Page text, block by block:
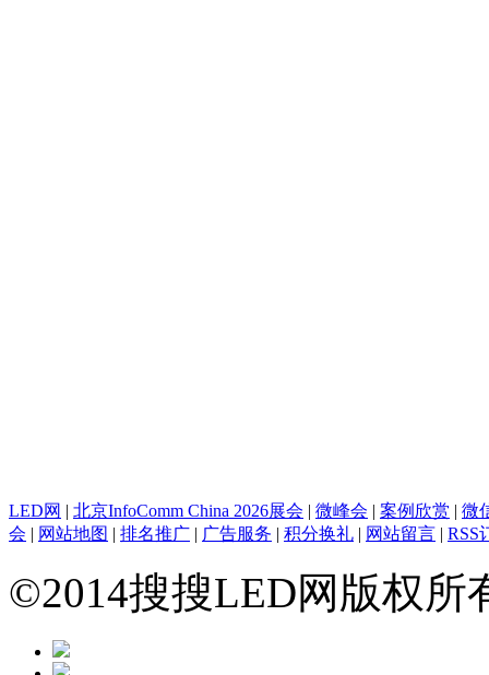
LED网 | 北京InfoComm China 2026展会 | 微峰会 | 案例欣赏 | 微
会 | 网站地图 | 排名推广 | 广告服务 | 积分换礼 | 网站留言 | RSS
©2014搜搜LED网版权